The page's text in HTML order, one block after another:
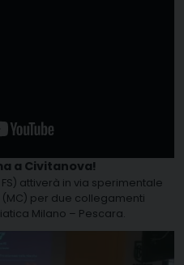
a Civitanova!
attiverà in via sperimentale
per due collegamenti
Milano – Pescara.